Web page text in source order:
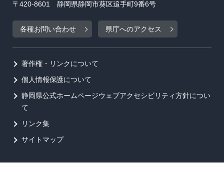
〒420-8601 静岡県静岡市葵区追手町9番6号
各種お問い合わせ 県庁へのアクセス
著作権・リンクについて
個人情報保護について
静岡県公式ホームページウェブアクセシビリティ方針につい
て
リンク集
サイトマップ